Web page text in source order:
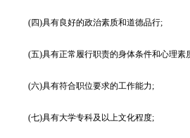
(四)具有良好的政治素质和道德品行;
(五)具有正常履行职责的身体条件和心理素
(六)具有符合职位要求的工作能力;
(七)具有大学专科及以上文化程度;